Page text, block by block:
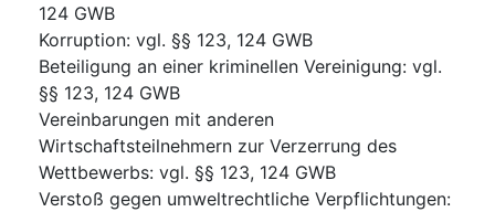
124 GWB
Korruption: vgl. §§ 123, 124 GWB
Beteiligung an einer kriminellen Vereinigung: vgl.
§§ 123, 124 GWB
Vereinbarungen mit anderen
Wirtschaftsteilnehmern zur Verzerrung des
Wettbewerbs: vgl. §§ 123, 124 GWB
Verstoß gegen umweltrechtliche Verpflichtungen: